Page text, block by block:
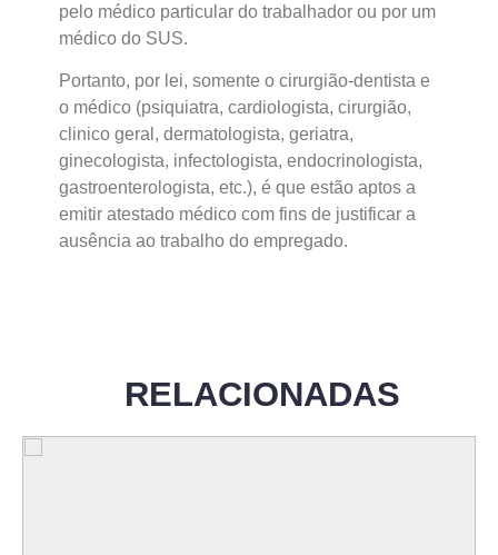
pelo médico particular do trabalhador ou por um
médico do SUS.
Portanto, por lei, somente o cirurgião-dentista e
o médico (psiquiatra, cardiologista, cirurgião,
clinico geral, dermatologista, geriatra,
ginecologista, infectologista, endocrinologista,
gastroenterologista, etc.), é que estão aptos a
emitir atestado médico com fins de justificar a
ausência ao trabalho do empregado.
RELACIONADAS